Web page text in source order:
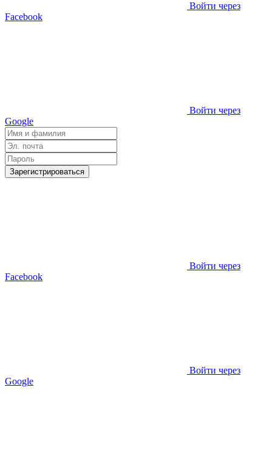
Войти через
Facebook
Войти через
Google
Зарегистрироваться
Войти через
Facebook
Войти через
Google